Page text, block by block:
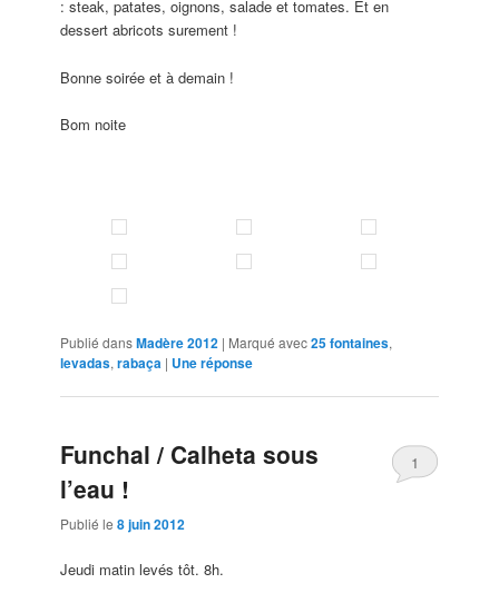
: steak, patates, oignons, salade et tomates. Et en
dessert abricots surement !
Bonne soirée et à demain !
Bom noite
Publié dansMadère 2012 | Marqué avec25 fontaines,
levadas,rabaça | Uneréponse
Funchal / Calheta sous
l’eau !
Publié le8 juin 2012
1
Jeudi matin levés tôt. 8h.